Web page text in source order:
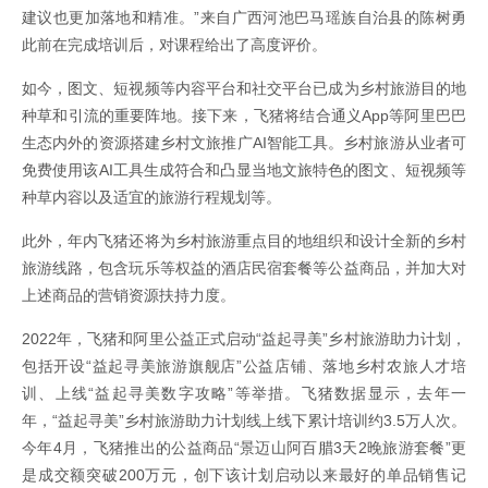
建议也更加落地和精准。”来自广西河池巴马瑶族自治县的陈树勇
此前在完成培训后，对课程给出了高度评价。
如今，图文、短视频等内容平台和社交平台已成为乡村旅游目的地
种草和引流的重要阵地。接下来，飞猪将结合通义App等阿里巴巴
生态内外的资源搭建乡村文旅推广AI智能工具。乡村旅游从业者可
免费使用该AI工具生成符合和凸显当地文旅特色的图文、短视频等
种草内容以及适宜的旅游行程规划等。
此外，年内飞猪还将为乡村旅游重点目的地组织和设计全新的乡村
旅游线路，包含玩乐等权益的酒店民宿套餐等公益商品，并加大对
上述商品的营销资源扶持力度。
2022年，飞猪和阿里公益正式启动“益起寻美”乡村旅游助力计划，
包括开设“益起寻美旅游旗舰店”公益店铺、落地乡村农旅人才培
训、上线“益起寻美数字攻略”等举措。飞猪数据显示，去年一
年，“益起寻美”乡村旅游助力计划线上线下累计培训约3.5万人次。
今年4月，飞猪推出的公益商品“景迈山阿百腊3天2晚旅游套餐”更
是成交额突破200万元，创下该计划启动以来最好的单品销售记